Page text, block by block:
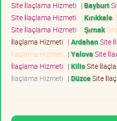
Site İlaçlama Hizmeti | Bayburt
Site İlaçlama Hizmeti | Kırıkkale
Site İlaçlama Hizmeti | Şırnak
İlaçlama Hizmeti | ArdahanSite
İlaçlama Hizmeti | YalovaSite
İlaçlama Hizmeti | KilisSite
İlaçlama Hizmeti | DüzceSite